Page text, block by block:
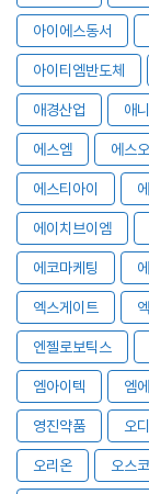
아이에스동서
아이티엠반도체
애경산업 애
에스엠 에스
에스티아이
에이치브이엠
에코마케팅
엑스게이트
엔젤로보틱스
엠아이텍 엠
영진약품 오
오리온 오스